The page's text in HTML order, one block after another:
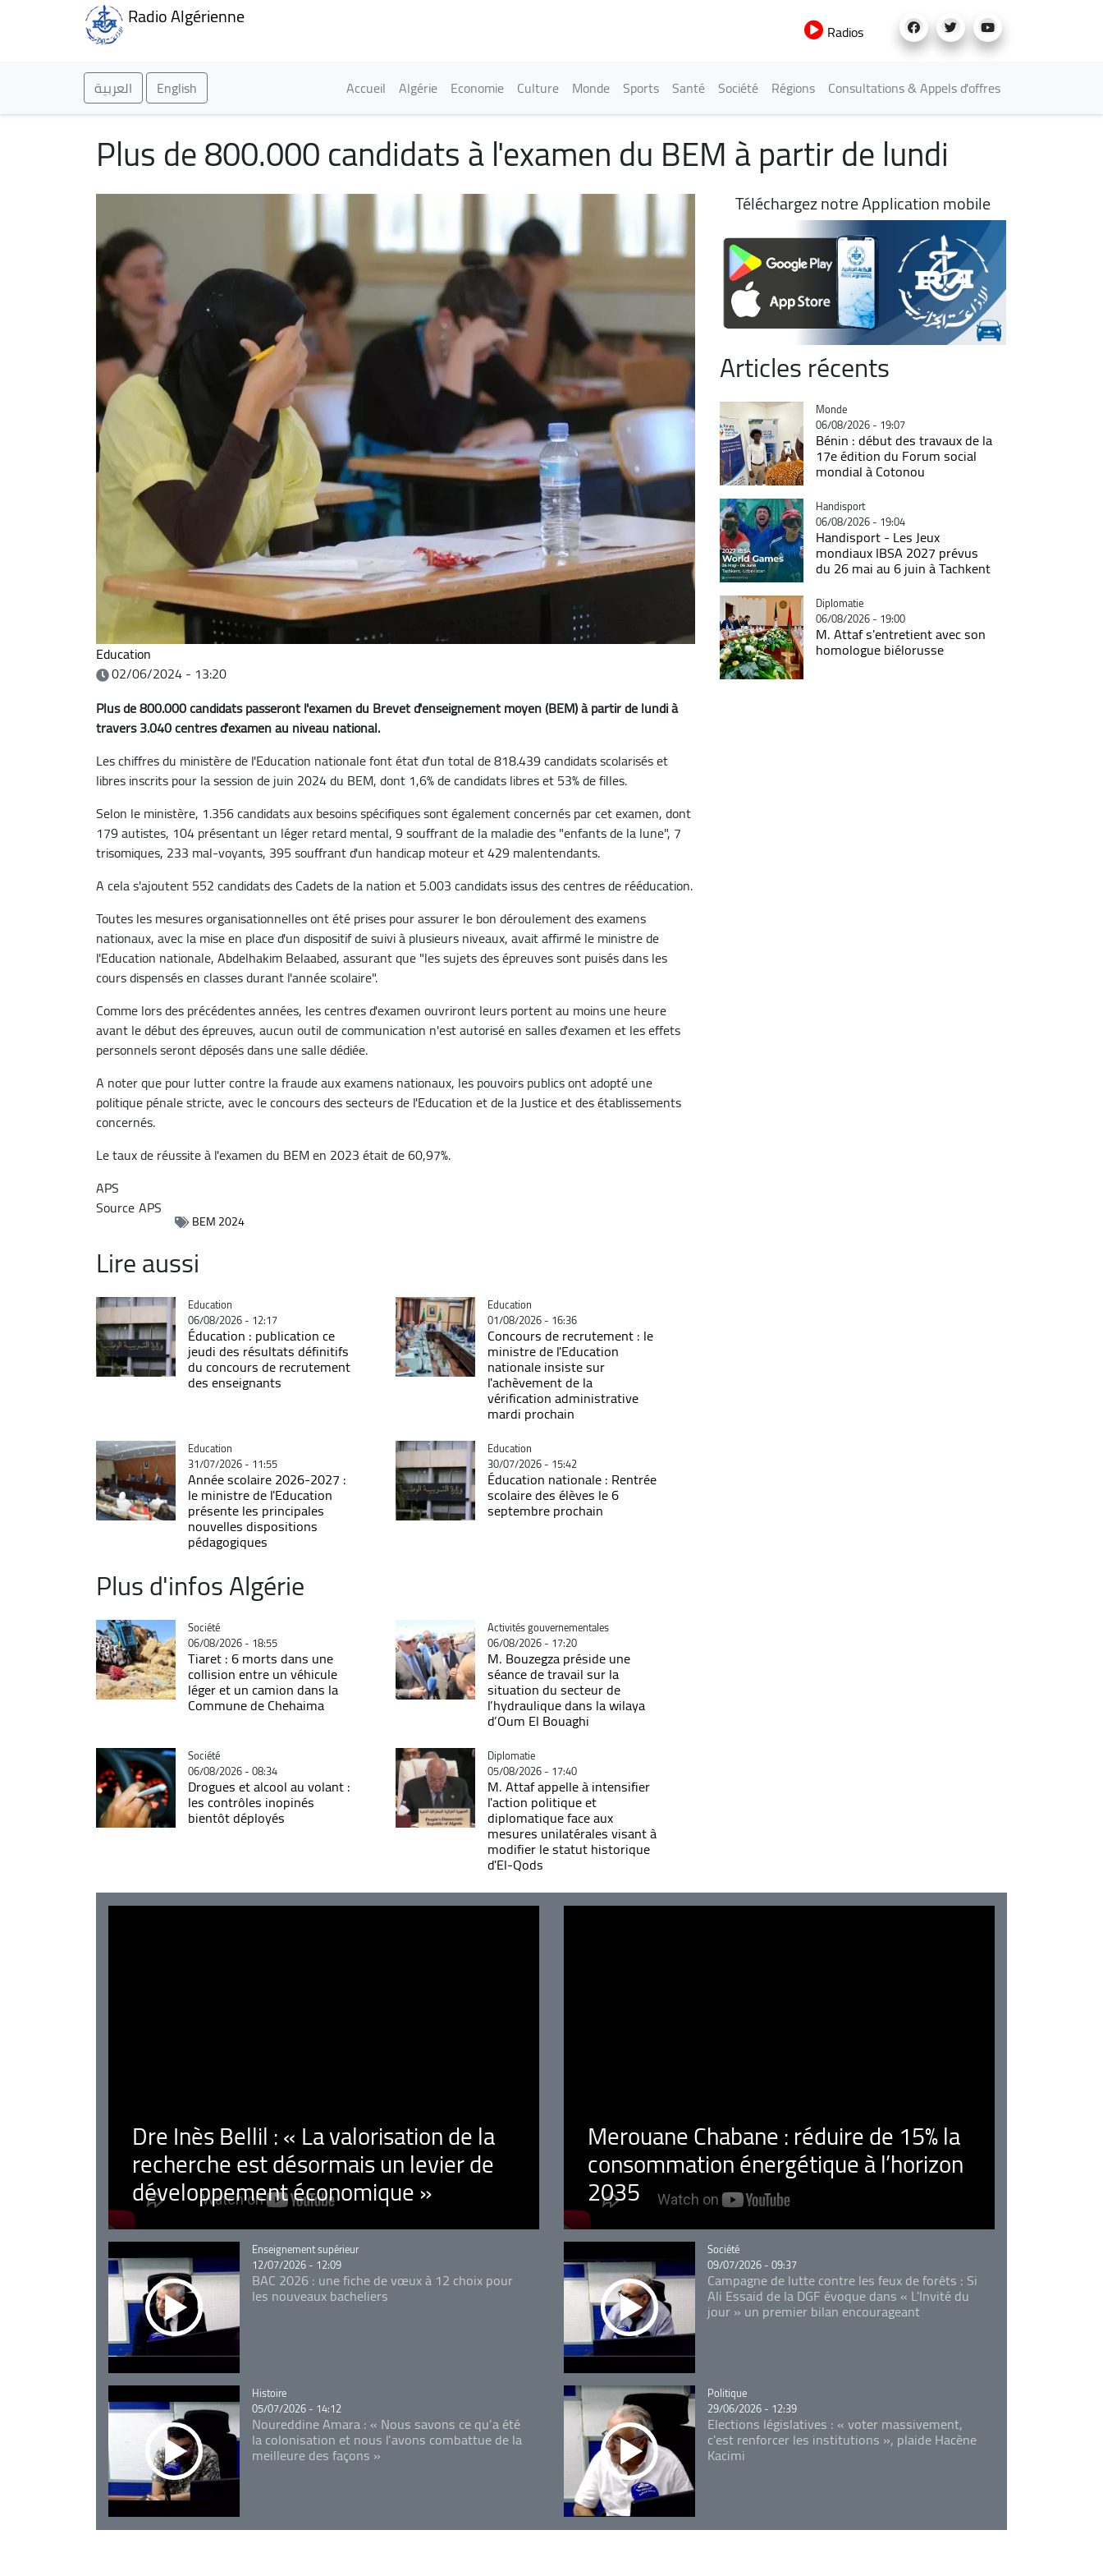
Radio Algérienne
Radios
العربية English Main navigation
Accueil Algérie Economie Culture Monde Sports Santé Société Régions Consultations & Appels d'offres
Plus de 800.000 candidats à l'examen du BEM à partir de lundi
Education
02/06/2024 - 13:20
Plus de 800.000 candidats passeront l'examen du Brevet d'enseignement moyen (BEM) à partir de lundi à
travers 3.040 centres d'examen au niveau national.
Les chiffres du ministère de l'Education nationale font état d'un total de 818.439 candidats scolarisés et
libres inscrits pour la session de juin 2024 du BEM, dont 1,6% de candidats libres et 53% de filles.
Selon le ministère, 1.356 candidats aux besoins spécifiques sont également concernés par cet examen, dont
179 autistes, 104 présentant un léger retard mental, 9 souffrant de la maladie des "enfants de la lune", 7
trisomiques, 233 mal-voyants, 395 souffrant d'un handicap moteur et 429 malentendants.
A cela s'ajoutent 552 candidats des Cadets de la nation et 5.003 candidats issus des centres de rééducation.
Toutes les mesures organisationnelles ont été prises pour assurer le bon déroulement des examens
nationaux, avec la mise en place d'un dispositif de suivi à plusieurs niveaux, avait affirmé le ministre de
l'Education nationale, Abdelhakim Belaabed, assurant que "les sujets des épreuves sont puisés dans les
cours dispensés en classes durant l'année scolaire".
Comme lors des précédentes années, les centres d'examen ouvriront leurs portent au moins une heure
avant le début des épreuves, aucun outil de communication n'est autorisé en salles d'examen et les effets
personnels seront déposés dans une salle dédiée.
A noter que pour lutter contre la fraude aux examens nationaux, les pouvoirs publics ont adopté une
politique pénale stricte, avec le concours des secteurs de l'Education et de la Justice et des établissements
concernés.
Le taux de réussite à l'examen du BEM en 2023 était de 60,97%.
APS
SourceAPS
BEM 2024
Lire aussi
Catégorie
Education
06/08/2026 - 12:17
Éducation : publication ce
jeudi des résultats définitifs
du concours de recrutement
des enseignants
Catégorie
Education
01/08/2026 - 16:36
Concours de recrutement : le
ministre de l'Education
nationale insiste sur
l'achèvement de la
vérification administrative
mardi prochain
Catégorie
Education
31/07/2026 - 11:55
Année scolaire 2026-2027 :
le ministre de l'Education
présente les principales
nouvelles dispositions
pédagogiques
Catégorie
Education
30/07/2026 - 15:42
Éducation nationale : Rentrée
scolaire des élèves le 6
septembre prochain
Plus d'infos Algérie
Catégorie
Société
06/08/2026 - 18:55
Tiaret : 6 morts dans une
collision entre un véhicule
léger et un camion dans la
Commune de Chehaima
Catégorie
Activités gouvernementales
06/08/2026 - 17:20
M. Bouzegza préside une
séance de travail sur la
situation du secteur de
l’hydraulique dans la wilaya
d’Oum El Bouaghi
Catégorie
Société
06/08/2026 - 08:34
Drogues et alcool au volant :
les contrôles inopinés
bientôt déployés
Catégorie
Diplomatie
05/08/2026 - 17:40
M. Attaf appelle à intensifier
l'action politique et
diplomatique face aux
mesures unilatérales visant à
modifier le statut historique
d'El-Qods
Téléchargez notre Application mobile
Articles récents
Catégorie
Monde
06/08/2026 - 19:07
Bénin : début des travaux de la
17e édition du Forum social
mondial à Cotonou
Catégorie
Handisport
06/08/2026 - 19:04
Handisport - Les Jeux
mondiaux IBSA 2027 prévus
du 26 mai au 6 juin à Tachkent
Catégorie
Diplomatie
06/08/2026 - 19:00
M. Attaf s'entretient avec son
homologue biélorusse
Dre Inès Bellil : « La valorisation de la
recherche est désormais un levier de
développement économique »
Merouane Chabane : réduire de 15% la
consommation énergétique à l’horizon
2035
Catégorie
Enseignement supérieur
12/07/2026 - 12:09
BAC 2026 : une fiche de vœux à 12 choix pour
les nouveaux bacheliers
Catégorie
Société
09/07/2026 - 09:37
Campagne de lutte contre les feux de forêts : Si
Ali Essaid de la DGF évoque dans « L'Invité du
jour » un premier bilan encourageant
Catégorie
Histoire
05/07/2026 - 14:12
Noureddine Amara : « Nous savons ce qu’a été
la colonisation et nous l’avons combattue de la
meilleure des façons »
Catégorie
Politique
29/06/2026 - 12:39
Elections législatives : « voter massivement,
c'est renforcer les institutions », plaide Hacène
Kacimi